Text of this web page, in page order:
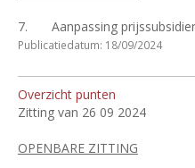
7. Aanpassing
Publicatiedatum: 18/09/2024
Overzicht punten
Zitting van 26 09 2024
OPENBARE ZITTING